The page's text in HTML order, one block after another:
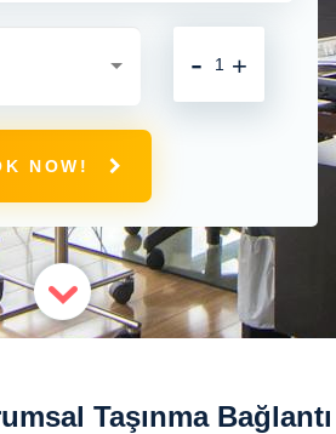
+
-
NOW!
Taşınma Bağlantı